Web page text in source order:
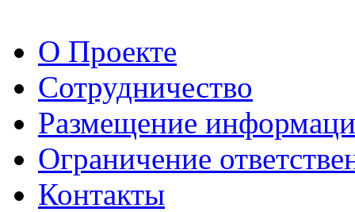
О Проекте
Сотрудничество
Размещение
Ограничение
Контакты